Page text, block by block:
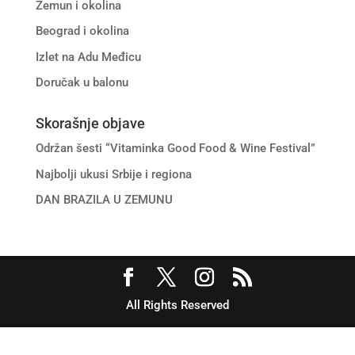
Zemun i okolina
Beograd i okolina
Izlet na Adu Međicu
Doručak u balonu
Skorašnje objave
Održan šesti “Vitaminka Good Food & Wine Festival”
Najbolji ukusi Srbije i regiona
DAN BRAZILA U ZEMUNU
All Rights Reserved